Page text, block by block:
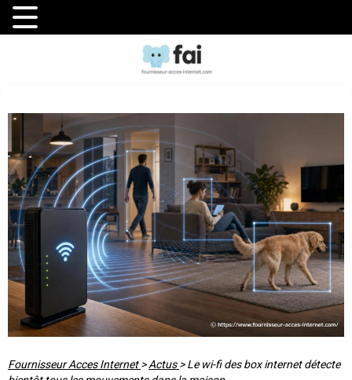
Fournisseur Acces Internet >Actus >Le wi-fi des box internet détecte